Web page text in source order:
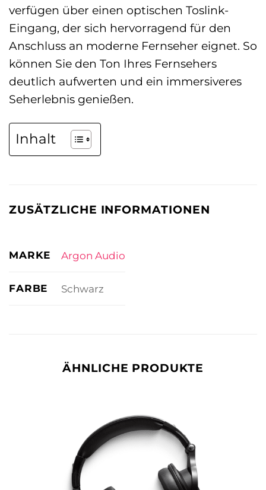
verfügen über einen optischen Toslink-
Eingang, der sich hervorragend für den
Anschluss an moderne Fernseher eignet. So
können Sie den Ton Ihres Fernsehers
deutlich aufwerten und ein immersiveres
Seherlebnis genießen.
Inhalt
ZUSÄTZLICHE INFORMATIONEN
MARKE Argon Audio
FARBE Schwarz
ÄHNLICHE PRODUKTE